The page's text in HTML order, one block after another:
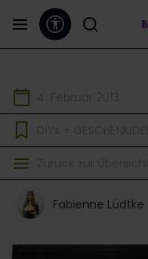
springen
Fabienne Lüdtke